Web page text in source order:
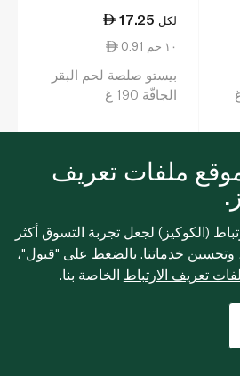
17.25 لكل
0.91 ١٠ جم
بيستو صلصة لحم البقر
الجافّة 190 غ
0
ملفات تعريف
(الكوكيز) لجعل تجربة التسوق أكثر
خدماتنا. بالضغط على "قبول"،
تعريف الارتباط الخاصة بنا.